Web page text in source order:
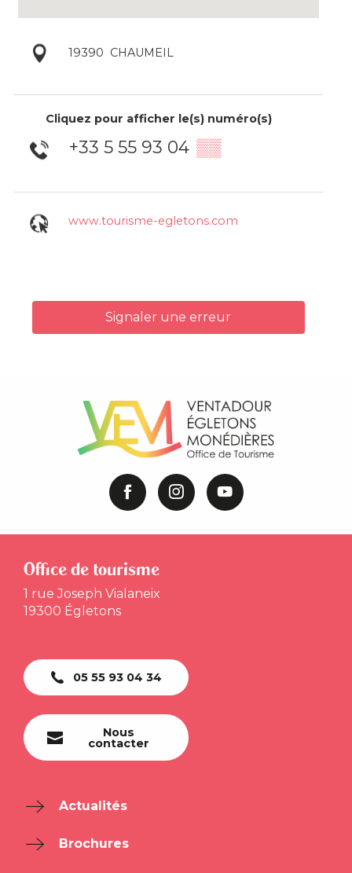
19390 CHAUMEIL
Cliquez pour afficher le(s) numéro(s)
+33 5 55 93 04 ▒▒
www.tourisme-egletons.com
Signaler une erreur
Office de tourisme
1 rue Joseph Vialaneix
19300 Égletons
05 55 93 04 34
Nous
contacter
Actualités
Brochures